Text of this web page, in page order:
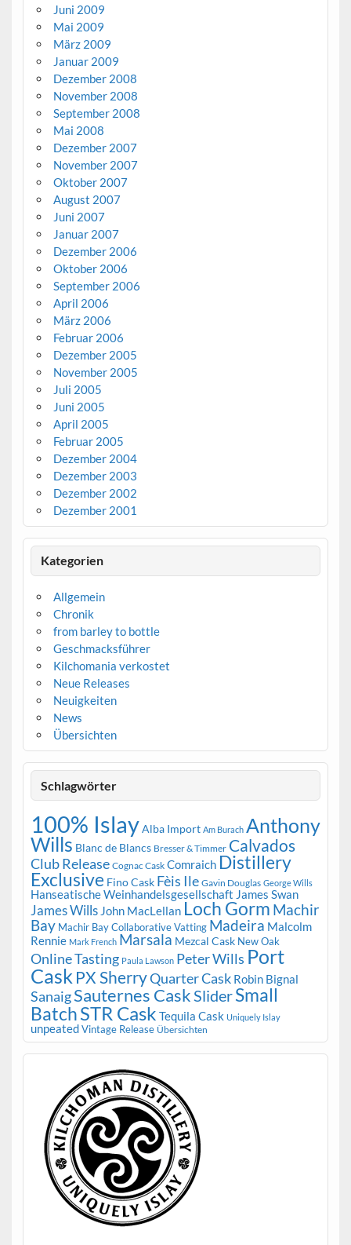
Juni 2009
Mai 2009
März 2009
Januar 2009
Dezember 2008
November 2008
September 2008
Mai 2008
Dezember 2007
November 2007
Oktober 2007
August 2007
Juni 2007
Januar 2007
Dezember 2006
Oktober 2006
September 2006
April 2006
März 2006
Februar 2006
Dezember 2005
November 2005
Juli 2005
Juni 2005
April 2005
Februar 2005
Dezember 2004
Dezember 2003
Dezember 2002
Dezember 2001
Kategorien
Allgemein
Chronik
from barley to bottle
Geschmacksführer
Kilchomania verkostet
Neue Releases
Neuigkeiten
News
Übersichten
Schlagwörter
100% IslayAlba Import Am Burach Anthony
Wills Blanc de Blancs Bresser & Timmer Calvados
Club Release Cognac Cask Comraich Distillery
Exclusive Fino Cask Fèis Ile Gavin Douglas George Wills
Hanseatische Weinhandelsgesellschaft James Swan
James Wills John MacLellan Loch Gorm Machir
Bay Machir Bay Collaborative Vatting Madeira Malcolm
Rennie Mark French Marsala Mezcal Cask New Oak
Online Tasting Paula Lawson Peter Wills Port
Cask PX SherryQuarter Cask Robin Bignal
SanaigSauternes CaskSliderSmall
BatchSTR Cask Tequila Cask Uniquely Islay
unpeatedVintage Release Übersichten